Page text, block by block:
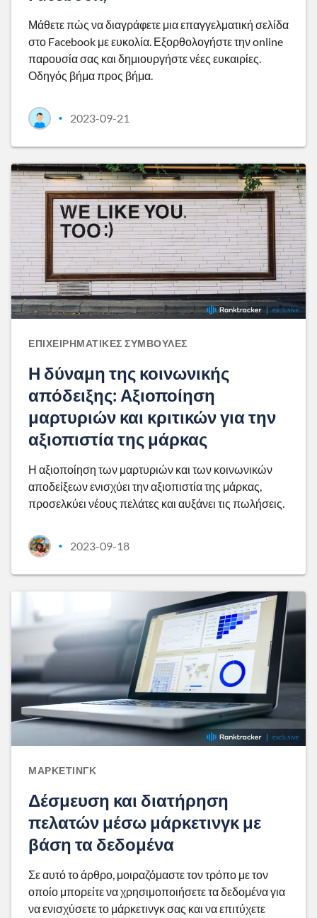
Μάθετε πώς να διαγράφετε μια επαγγελματική σελίδα
στο Facebook με ευκολία. Εξορθολογήστε την online
παρουσία σας και δημιουργήστε νέες ευκαιρίες.
Οδηγός βήμα προς βήμα.
• 2023-09-21
ΕΠΙΧΕΙΡΗΜΑΤΙΚΈΣ ΣΥΜΒΟΥΛΈΣ
Η δύναμη της κοινωνικής
απόδειξης: Αξιοποίηση
μαρτυριών και κριτικών για την
αξιοπιστία της μάρκας
Η αξιοποίηση των μαρτυριών και των κοινωνικών
αποδείξεων ενισχύει την αξιοπιστία της μάρκας,
προσελκύει νέους πελάτες και αυξάνει τις πωλήσεις.
• 2023-09-18
ΜΆΡΚΕΤΙΝΓΚ
Δέσμευση και διατήρηση
πελατών μέσω μάρκετινγκ με
βάση τα δεδομένα
Σε αυτό το άρθρο, μοιραζόμαστε τον τρόπο με τον
οποίο μπορείτε να χρησιμοποιήσετε τα δεδομένα για
να ενισχύσετε το μάρκετινγκ σας και να επιτύχετε